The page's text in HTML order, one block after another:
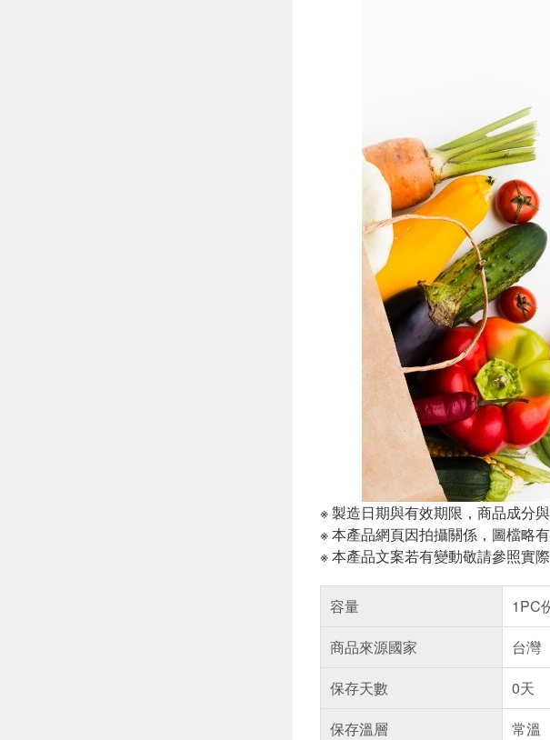
※ 製造日期與有效期限，商品成分
※ 本產品網頁因拍攝關係，圖檔略
※ 本產品文案若有變動敬請參照實
容量
1PC
商品來源國家
台灣
保存天數
0天
保存溫層
常溫